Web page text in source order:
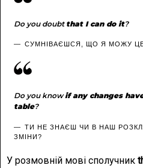
Do you doubt that I can do it?
СУМНІВАЄШСЯ, ЩО Я МОЖУ
Do you knowif any changes
table?
ТИ НЕ ЗНАЄШ ЧИ В НАШ
ЗМІНИ?
У розмовній мові сполучник